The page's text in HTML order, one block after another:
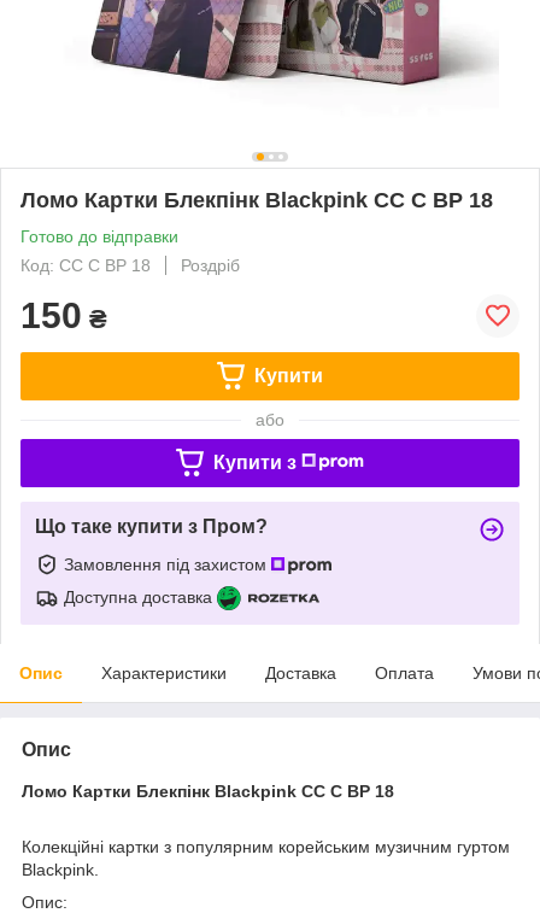
Ломо Картки Блекпінк Blackpink СС C BP 18
Готово до відправки
Код: СС C BP 18
Роздріб
150 ₴
Купити
або
Купити з
Що таке купити з Пром?
Замовлення під захистом
Доступна доставка
Опис Характеристики Доставка Оплата Умови
Опис
Ломо Картки Блекпінк Blackpink СС C BP 18
Колекційні картки з популярним корейським музичним гуртом
Blackpink.
Опис: